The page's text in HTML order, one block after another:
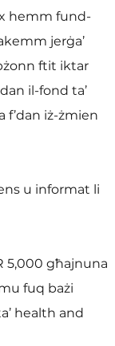
hemm fund-
jerġa’
ftit iktar
il-fond ta’
iż-żmien
u informat li
5,000 għajnuna
fuq bażi
health and